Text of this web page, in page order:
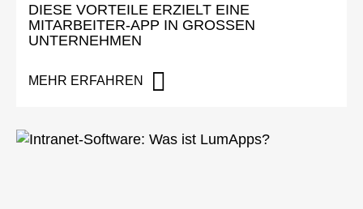
DIESE VORTEILE ERZIELT EINE
MITARBEITER-APP IN GROSSEN U
NTERNEHMEN
MEHR ERFAHREN